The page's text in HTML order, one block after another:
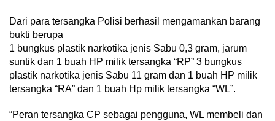
Dari para tersangka Polisi berhasil mengamankan barang
bukti berupa
1 bungkus plastik narkotika jenis Sabu 0,3 gram, jarum
suntik dan 1 buah HP milik tersangka “RP” 3 bungkus
plastik narkotika jenis Sabu 11 gram dan 1 buah HP milik
tersangka “RA” dan 1 buah Hp milik tersangka “WL”.
“Peran tersangka CP sebagai pengguna, WL membeli dan